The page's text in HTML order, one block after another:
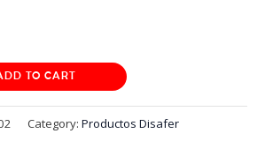
TO CART
Category: Productos Disafer